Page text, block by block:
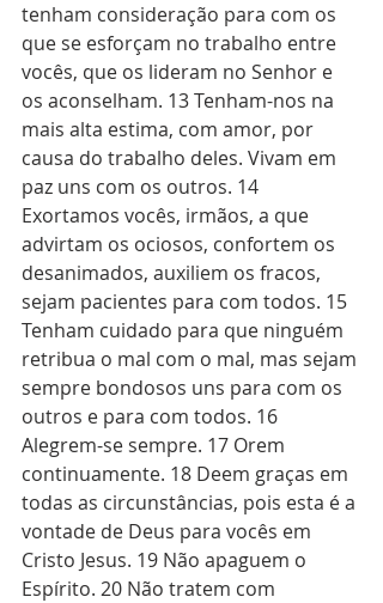
tenham consideração para com os
que se esforçam no trabalho entre
vocês, que os lideram no Senhor e
os aconselham. 13 Tenham-nos na
mais alta estima, com amor, por
causa do trabalho deles. Vivam em
paz uns com os outros. 14
Exortamos vocês, irmãos, a que
advirtam os ociosos, confortem os
desanimados, auxiliem os fracos,
sejam pacientes para com todos. 15
Tenham cuidado para que ninguém
retribua o mal com o mal, mas sejam
sempre bondosos uns para com os
outros e para com todos. 16
Alegrem-se sempre. 17 Orem
continuamente. 18 Deem graças em
todas as circunstâncias, pois esta é a
vontade de Deus para vocês em
Cristo Jesus. 19 Não apaguem o
Espírito. 20 Não tratem com